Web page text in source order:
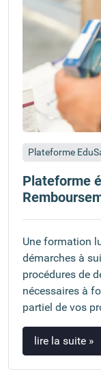
Plateforme
Plateforme
Une formation
démarches à
procédures de
nécessaires à
partiel de vos
lire la suite »